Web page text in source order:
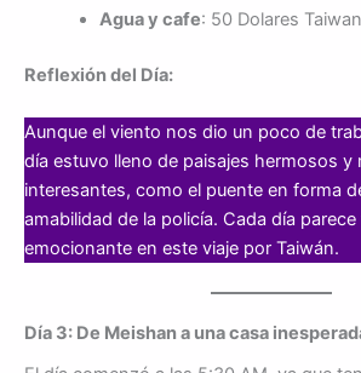
Agua y cafe: 50 Dolares
Reflexión del Día:
Aunque el viento nos dio un poco de
día estuvo lleno de paisajes hermosos y
interesantes, como el puente en forma
amabilidad de la policía. Cada día
emocionante en este viaje por Taiwán.
Día 3: De Meishan a una casa